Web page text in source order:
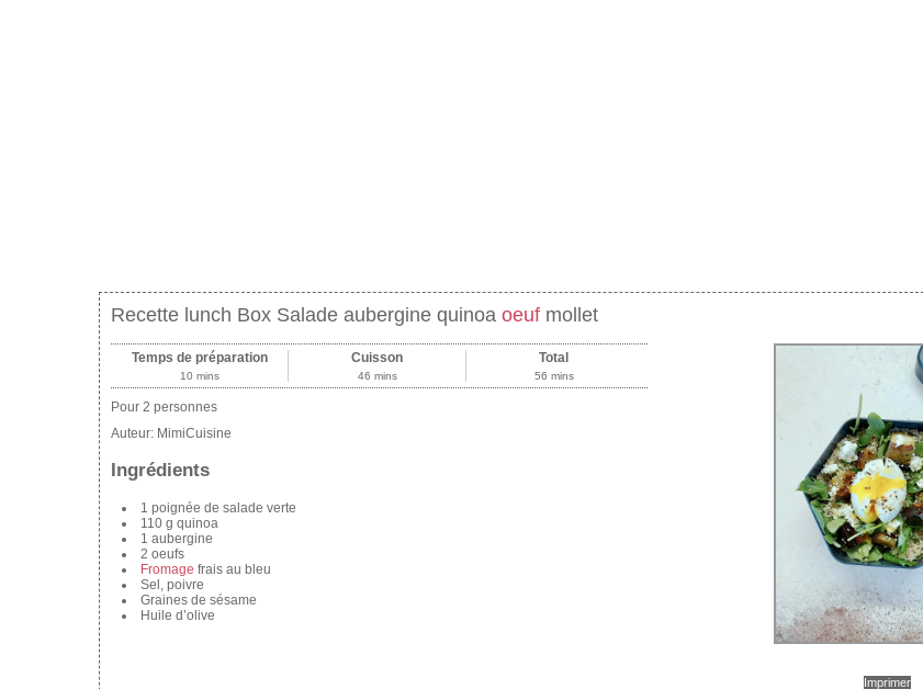
Recette lunch Box Salade aubergine quinoa oeuf mollet
Imprimer
Temps de préparation
10 mins
Cuisson
46 mins
Total
56 mins
Pour 2 personnes
Auteur: MimiCuisine
Ingrédients
1 poignée de salade verte
110 g quinoa
1 aubergine
2 oeufs
Fromage frais au bleu
Sel, poivre
Graines de sésame
Huile d’olive